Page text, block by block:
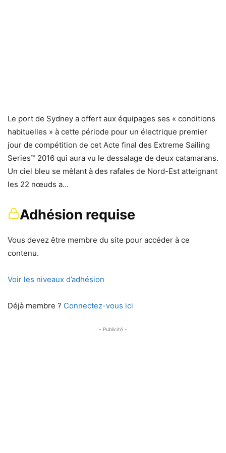
Le port de Sydney a offert aux équipages ses « conditions
habituelles » à cette période pour un électrique premier
jour de compétition de cet Acte final des Extreme Sailing
Series™ 2016 qui aura vu le dessalage de deux catamarans.
Un ciel bleu se mêlant à des rafales de Nord-Est atteignant
les 22 nœuds a…
Adhésion requise
Vous devez être membre du site pour accéder à ce
contenu.
Voir les niveaux d’adhésion
Déjà membre ? Connectez-vous ici
- Publicité -